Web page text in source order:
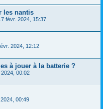
les nantis
févr. 2024, 15:37
2024, 12:12
à jouer à la batterie ?
00:02
00:49